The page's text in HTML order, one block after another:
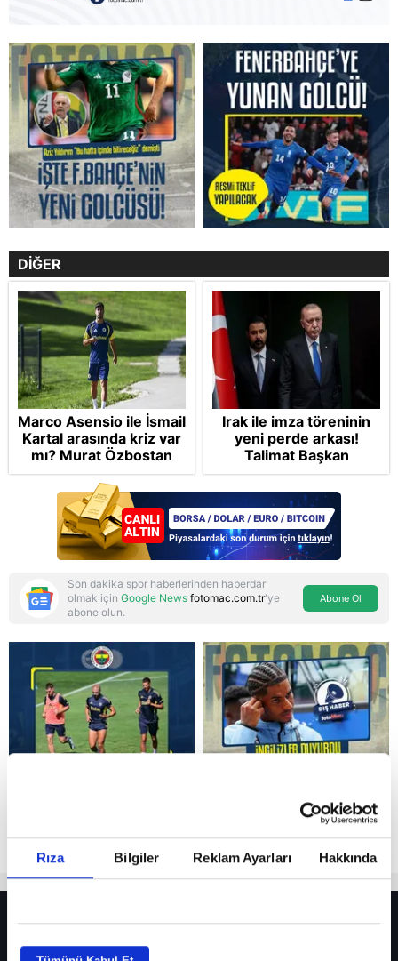
Rıza Bilgiler Reklam Ayarları Hakkında
Reddet
DİĞER
Marco Asensio ile İsmail
Kartal arasında kriz var
mı? Murat Özbostan
analiz etti: Egoları da
yönetmelisiniz
Irak ile imza töreninin
yeni perde arkası!
Talimat Başkan
Erdoğan'dan: Çekin iki
sandalye, imzalayın
Son dakika spor haberlerinden haberdar
olmak için Google News fotomac.com.tr'ye
abone olun.
Abone Ol
Fenerbahçe’de sürpriz ayrılık ihtimali! Devre arasında gelmişti